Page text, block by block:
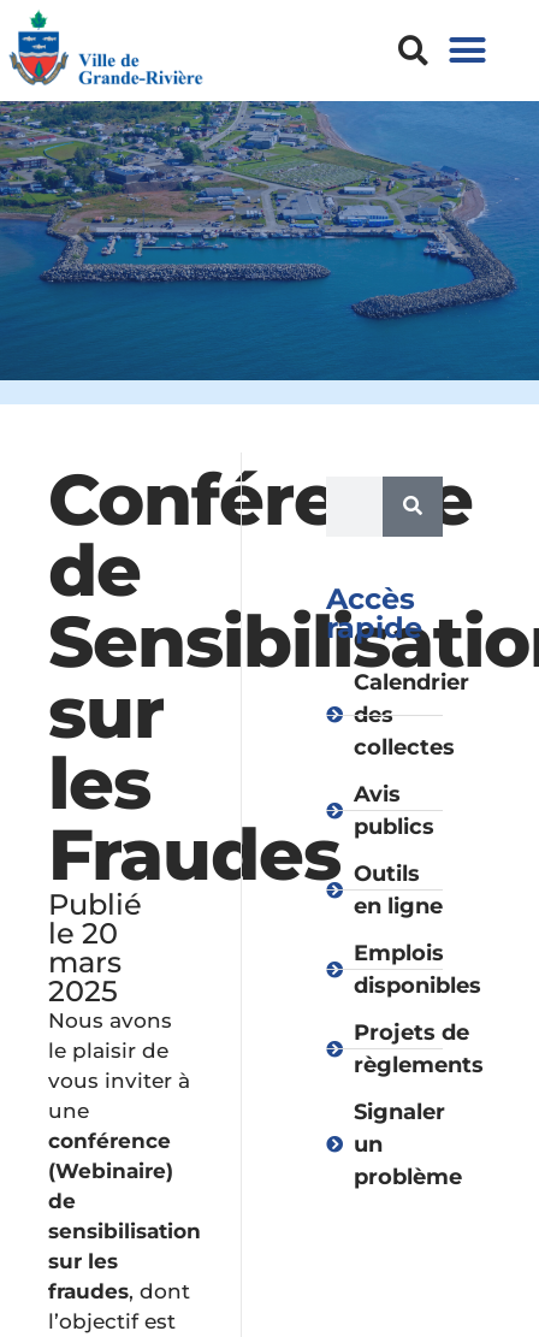
Conférence
de
sur
les
Fraudes
Publié
le 20
mars
2025
Nous avons
le plaisir de
vous inviter à
une
conférence
(Webinaire)
de
sensibilisation
sur les
fraudes, dont
l’objectif est
Accès
rapide
Calendrier
des
collectes
Avis
publics
Outils
en ligne
Emplois
disponibles
Projets de
règlements
Signaler
un
problème